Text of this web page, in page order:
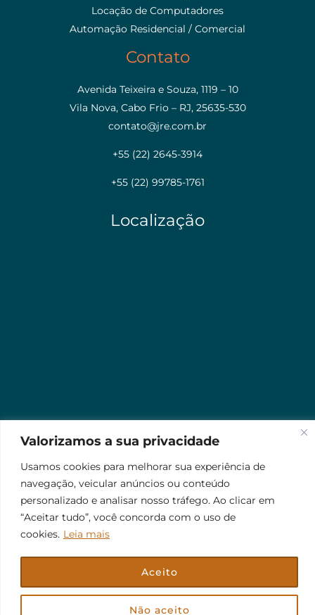
personalizado e analisar nosso tráfego. Ao clicar em
“Aceitar tudo”, você concorda com o uso de
Aceito
Locação de Computadores
Automação Residencial / Comercial
Contato
Avenida Teixeira e Souza, 1119 – 10
Vila Nova, Cabo Frio – RJ, 25635-530
contato@jre.com.br
+55 (22) 2645-3914
+55 (22) 99785-1761
Localização
© 2026 Jr Plus Automação Comercial e Residencial
CriaçãoCesarWeb
Fale Conosco